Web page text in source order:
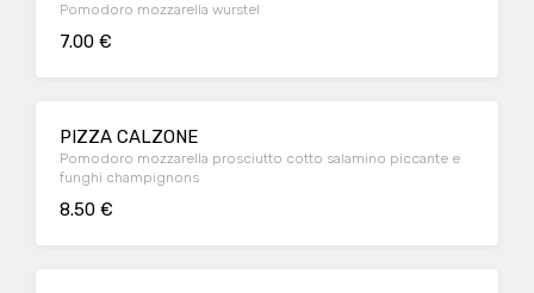
Pomodoro mozzarella wurstel
7.00 €
PIZZA CALZONE
Pomodoro mozzarella prosciutto cotto salamino piccante e
funghi champignons
8.50 €